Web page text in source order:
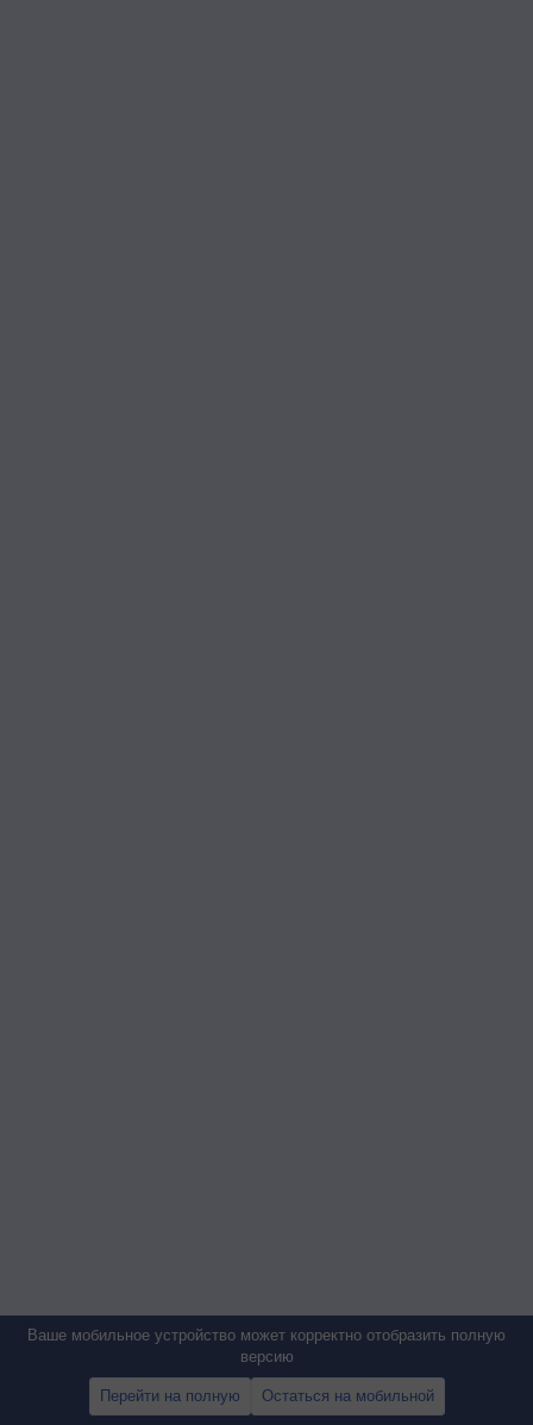
Ваше мобильное устройство может корректно отобразить полную
версию
Перейти на полную Остаться на мобильной